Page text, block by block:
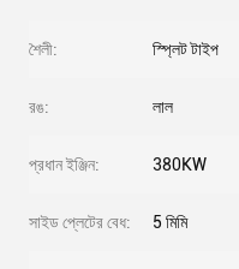
শৈলী: স্প্লিট টাইপ
রঙ: লাল
প্রধান ইঞ্জিন: 380KW
সাইড প্লেটের বেধ: 5 মিমি